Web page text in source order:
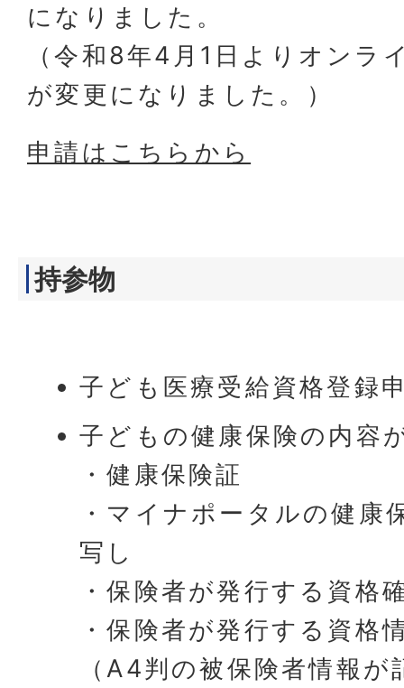
になりました。
（令和8年4月1日よりオンラ
が変更になりました。）
申請はこちらから
持参物
子ども医療受給資格登録
子どもの健康保険の内容
・健康保険証
・マイナポータルの健康
写し
・保険者が発行する資格
・保険者が発行する資格
（A4判の被保険者情報